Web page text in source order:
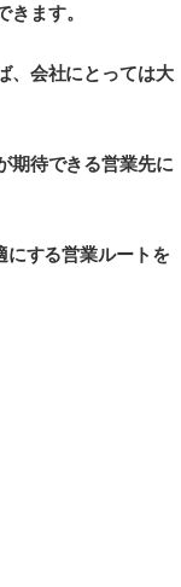
きます。
、会社にとっては大
期待できる営業先に
にする営業ルートを